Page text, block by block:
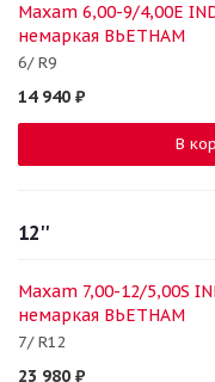
Maxam 6,00-9/4,00E
немаркая ВЬЕТНАМ
6/ R9
14 940 ₽
В
12''
Maxam 7,00-12/5,00S
немаркая ВЬЕТНАМ
7/ R12
23 980 ₽